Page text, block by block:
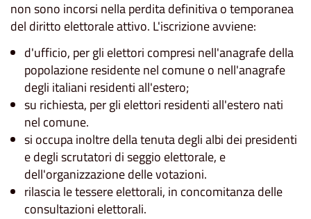
non sono incorsi nella perdita definitiva o temporanea
del diritto elettorale attivo. L'iscrizione avviene:
d'ufficio, per gli elettori compresi nell'anagrafe della
popolazione residente nel comune o nell'anagrafe
degli italiani residenti all'estero;
su richiesta, per gli elettori residenti all'estero nati
nel comune.
si occupa inoltre della tenuta degli albi dei presidenti
e degli scrutatori di seggio elettorale, e
dell'organizzazione delle votazioni.
rilascia le tessere elettorali, in concomitanza delle
consultazioni elettorali.